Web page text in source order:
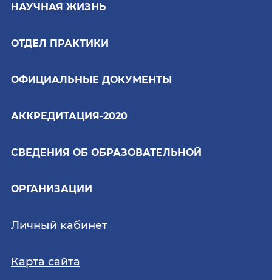
НАУЧНАЯ ЖИЗНЬ
ОТДЕЛ ПРАКТИКИ
ОФИЦИАЛЬНЫЕ ДОКУМЕНТЫ
АККРЕДИТАЦИЯ-2020
СВЕДЕНИЯ ОБ ОБРАЗОВАТЕЛЬНОЙ
ОРГАНИЗАЦИИ
Личный кабинет
Карта сайта